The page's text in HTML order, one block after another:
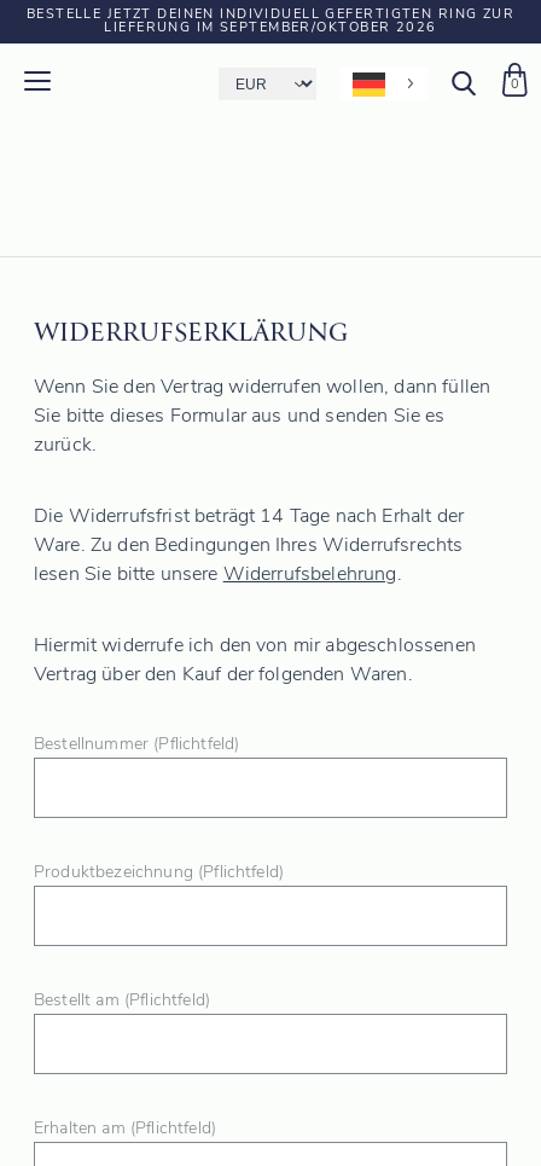
BESTELLE JETZT DEINEN INDIVIDUELL GEFERTIGTEN RING ZUR
LIEFERUNG IM SEPTEMBER/OKTOBER 2026
0
WIDERRUFSERKLÄRUNG
Wenn Sie den Vertrag widerrufen wollen, dann füllen
Sie bitte dieses Formular aus und senden Sie es
zurück.
Die Widerrufsfrist beträgt 14 Tage nach Erhalt der
Ware. Zu den Bedingungen Ihres Widerrufsrechts
lesen Sie bitte unsere Widerrufsbelehrung.
Hiermit widerrufe ich den von mir abgeschlossenen
Vertrag über den Kauf der folgenden Waren.
Bestellnummer (Pflichtfeld)
Produktbezeichnung (Pflichtfeld)
Bestellt am (Pflichtfeld)
Erhalten am (Pflichtfeld)